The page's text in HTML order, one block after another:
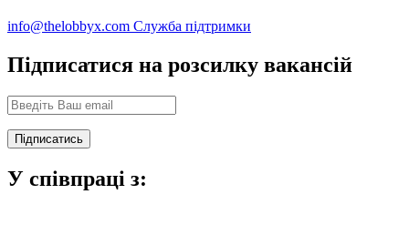
info@thelobbyx.com Служба підтримки
Підписатися на розсилку вакансій
У співпраці з: